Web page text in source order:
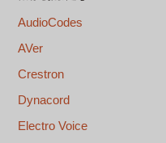
AudioCodes
AVer
Crestron
Dynacord
Electro Voice